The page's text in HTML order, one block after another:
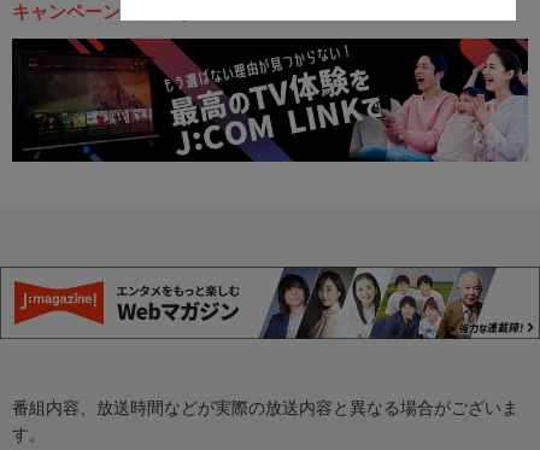
キャンペーン・お得な情報
番組内容、放送時間などが実際の放送内容と異なる場合がございま
す。